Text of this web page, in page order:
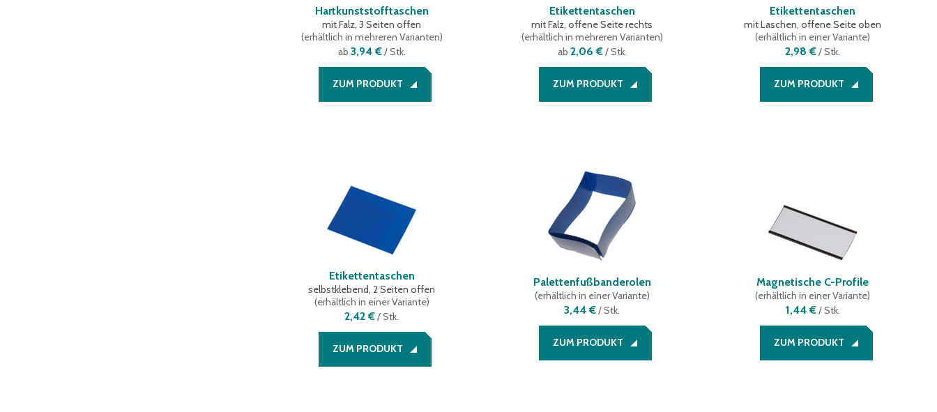
Hartkunststofftaschen
mit Falz, 3 Seiten offen
(erhältlich in mehreren Varianten)
ab 3,94 €/ Stk.
ZUM PRODUKT
Etikettentaschen
mit Falz, offene Seite rechts
(erhältlich in mehreren Varianten)
ab 2,06 €/ Stk.
ZUM PRODUKT
Etikettentaschen
mit Laschen, offene Seite oben
(erhältlich in einer Variante)
2,98 €/Stk.
ZUM PRODUKT
Etikettentaschen
selbstklebend, 2 Seiten offen
(erhältlich in einer Variante)
2,42 €/Stk.
ZUM PRODUKT
Palettenfußbanderolen
(erhältlich in einer Variante)
3,44 €/Stk.
ZUM PRODUKT
Magnetische C-Profile
(erhältlich in einer Variante)
1,44 €/Stk.
ZUM PRODUKT